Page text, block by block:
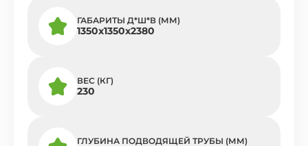
ГАБАРИТЫ Д*Ш*В (ММ)
1350х1350х2380
ВЕС (КГ)
230
ГЛУБИНА ПОДВОДЯЩЕЙ ТРУБЫ (ММ)